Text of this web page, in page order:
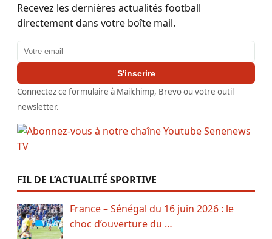
Recevez les dernières actualités football
directement dans votre boîte mail.
Adresse email
S'inscrire
Connectez ce formulaire à Mailchimp, Brevo ou votre outil
newsletter.
FIL DE L’ACTUALITÉ SPORTIVE
France – Sénégal du 16 juin 2026 : le
choc d’ouverture du …